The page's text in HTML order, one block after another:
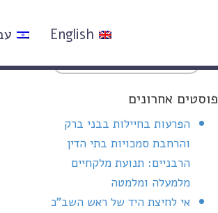
English
פוסטים אחרונים
הפרעות בחיילות בבני ברק
והרחבת סמכויות בתי הדין
הרבניים: תנועת מלקחיים
מלמעלה ומלמטה
אי לחיצת היד של ראש השב"כ